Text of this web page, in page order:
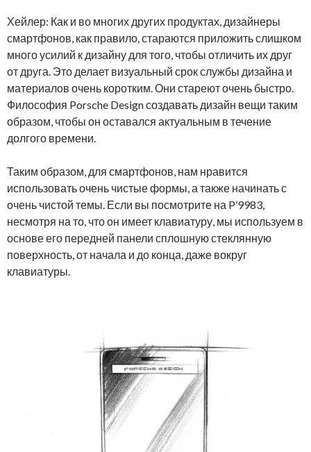
Хейлер: Как и во многих других продуктах, дизайнеры
смартфонов, как правило, стараются приложить слишком
много усилий к дизайну для того, чтобы отличить их друг
от друга. Это делает визуальный срок службы дизайна и
материалов очень коротким. Они стареют очень быстро.
Философия Porsche Design создавать дизайн вещи таким
образом, чтобы он оставался актуальным в течение
долгого времени.
Таким образом, для смартфонов, нам нравится
использовать очень чистые формы, а также начинать с
очень чистой темы. Если вы посмотрите на P’9983,
несмотря на то, что он имеет клавиатуру, мы используем в
основе его передней панели сплошную стеклянную
поверхность, от начала и до конца, даже вокруг
клавиатуры.